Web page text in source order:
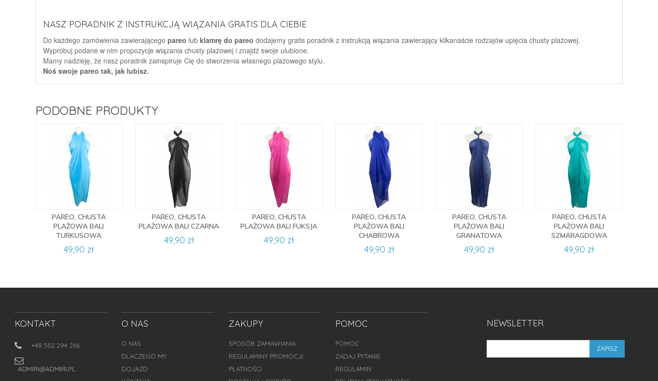
NASZ PORADNIK Z INSTRUKCJĄ WIĄZANIA GRATIS DLA CIEBIE
Do każdego zamówienia zawierającego pareo lub klamrę do pareo dodajemy gratis poradnik z instrukcją wiązania zawierający kilkanaście rodzajów upięcia chusty plażowej.
Wypróbuj podane w nim propozycje wiązania chusty plażowej i znajdź swoje ulubione.
Mamy nadzieję, że nasz poradnik zainspiruje Cię do stworzenia własnego plażowego stylu.
Noś swoje pareo tak, jak lubisz.
PODOBNE PRODUKTY
PAREO, CHUSTA
PLAŻOWA BALI
TURKUSOWA
49,90 zł
PAREO, CHUSTA
PLAŻOWA BALI CZARNA
49,90 zł
PAREO, CHUSTA
PLAŻOWA BALI FUKSJA
49,90 zł
PAREO, CHUSTA
PLAŻOWA BALI
CHABROWA
49,90 zł
PAREO, CHUSTA
PLAŻOWA BALI
GRANATOWA
49,90 zł
PAREO, CHUSTA
PLAŻOWA BALI
SZMARAGDOWA
49,90 zł
NEWSLETTER
ZAPISZ
KONTAKT
+48 502 294 266
O NAS
O NAS
DLACZEGO MY
DOJAZD
ZAKUPY
SPOSÓB ZAMAWIANIA
REGULAMINY PROMOCJI
PŁATNOŚCI
POMOC
POMOC
ZADAJ PYTANIE
REGULAMIN